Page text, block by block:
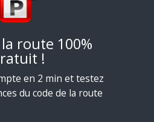
route 100%
!
en 2 min et testez
du code de la route